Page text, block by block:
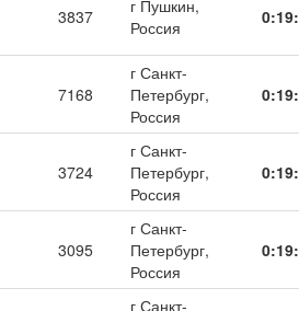
3837
г Пушкин,
Россия
7168
г Санкт-
Петербург,
Россия
3724
г Санкт-
Петербург,
Россия
3095
г Санкт-
Петербург,
Россия
г Санкт-